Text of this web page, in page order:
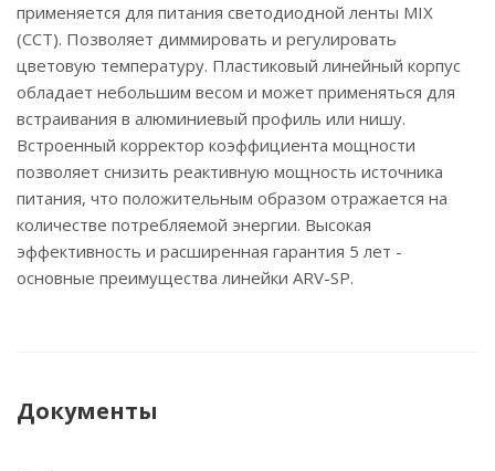
применяется для питания светодиодной ленты MIX
(CCT). Позволяет диммировать и регулировать
цветовую температуру. Пластиковый линейный корпус
обладает небольшим весом и может применяться для
встраивания в алюминиевый профиль или нишу.
Встроенный корректор коэффициента мощности
позволяет снизить реактивную мощность источника
питания, что положительным образом отражается на
количестве потребляемой энергии. Высокая
эффективность и расширенная гарантия 5 лет -
основные преимущества линейки ARV-SP.
Документы